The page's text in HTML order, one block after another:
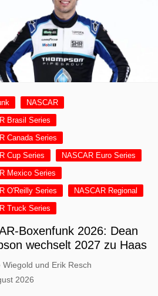
NASCAR
Brasil Series
Canada Series
Cup Series
NASCAR Euro Series
Mexico Series
O'Reilly Series
NASCAR Regional
Truck Series
Boxenfunk 2026: Dean
wechselt 2027 zu Haas
Wiegold und Erik Resch
2026